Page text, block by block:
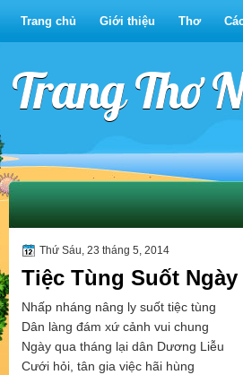
Trang chủ Giới thiệu Thơ
Trang Thơ
Thứ Sáu, 23 tháng 5, 2014
Tiệc Tùng Suốt Ngày
Nhấp nháng nâng ly suốt tiệc tùng
Dân làng đám xứ cảnh vui chung
Ngày qua tháng lại dân Dương Liễu
Cưới hỏi, tân gia việc hãi hùng